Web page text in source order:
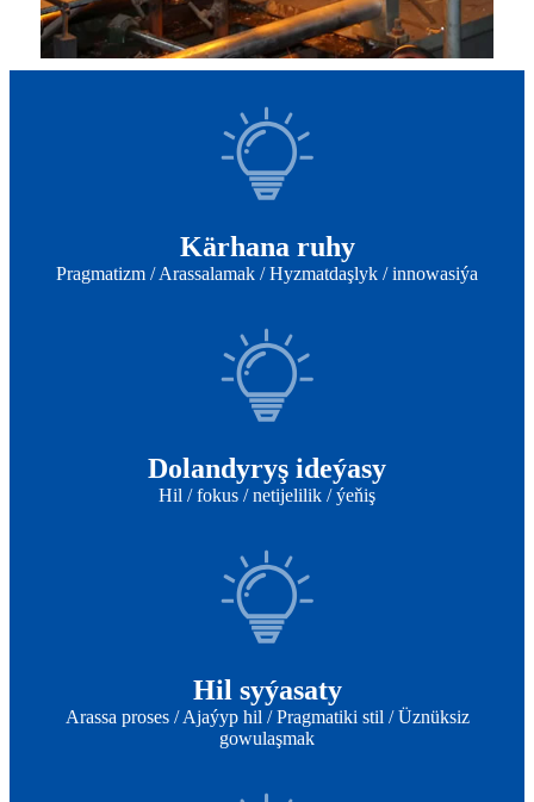
Kärhana ruhy
Pragmatizm / Arassalamak / Hyzmatdaşlyk / innowasiýa
Dolandyryş ideýasy
Hil / fokus / netijelilik / ýeňiş
Hil syýasaty
Arassa proses / Ajaýyp hil / Pragmatiki stil / Üznüksiz
gowulaşmak